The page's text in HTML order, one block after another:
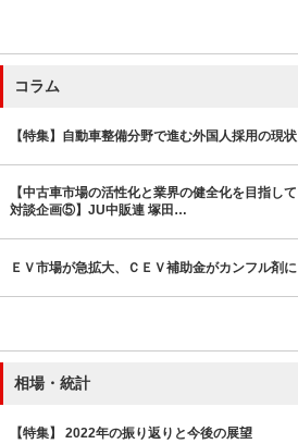
コラム
【特集】自動車整備分野で進む外国人採用の現状
【中古車市場の活性化と業界の健全化を目指して
対談企画⑤】JU中販連 塚田…
ＥＶ市場が急拡大、ＣＥＶ補助金がカンフル剤に
相場・統計
【特集】 2022年の振り返りと今後の展望